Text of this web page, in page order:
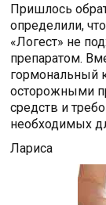
Пришлось
определили,
«Логест» не
препаратом.
гормональный
осторожными
средств и
необходимых
Лариса